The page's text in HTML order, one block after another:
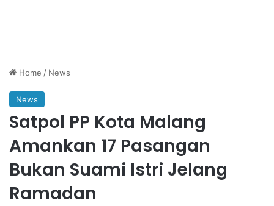
Home / News
News
Satpol PP Kota Malang
Amankan 17 Pasangan
Bukan Suami Istri Jelang
Ramadan